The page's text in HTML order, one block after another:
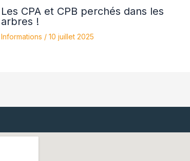
Les CPA et CPB perchés dans les
arbres !
Informations / 10 juillet 2025